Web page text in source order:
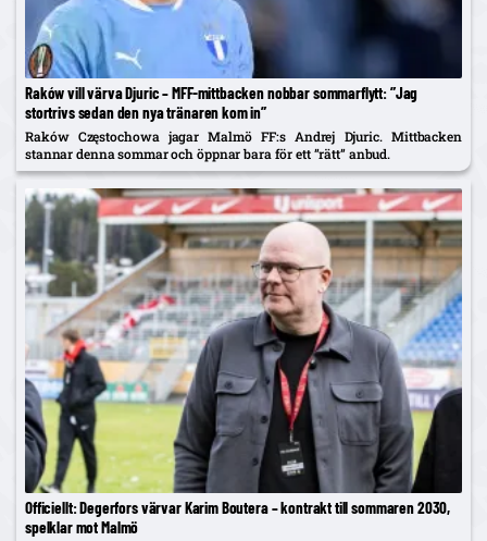
Raków vill värva Djuric – MFF-mittbacken nobbar sommarflytt: ”Jag
stortrivs sedan den nya tränaren kom in”
Raków Częstochowa jagar Malmö FF:s Andrej Djuric. Mittbacken
stannar denna sommar och öppnar bara för ett ”rätt” anbud.
Officiellt: Degerfors värvar Karim Boutera – kontrakt till sommaren 2030,
spelklar mot Malmö